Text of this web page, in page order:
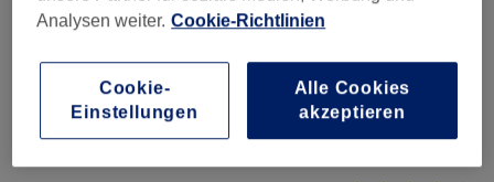
Salonbewertungen
4,5 538 Bewertungen
Analysen weiter. Cookie-Richtlinien
Cookie-
Einstellungen
Alle Cookies
akzeptieren